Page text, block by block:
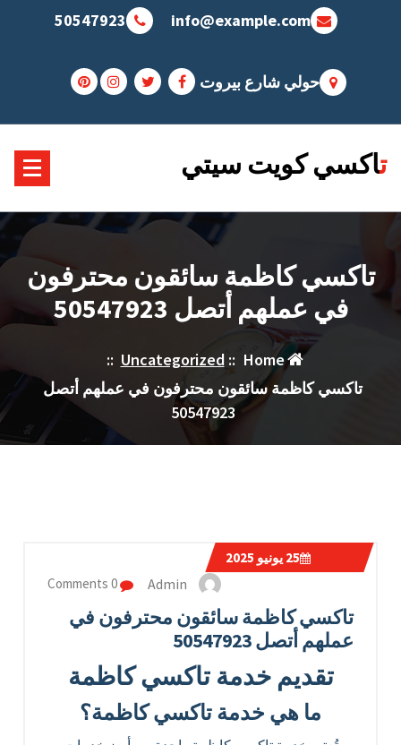
info@example.com
50547923
حولي شارع بيروت
تاكسي كويت سيتي
تاكسي كاظمة سائقون محترفون
في عملهم أتصل 50547923
Home
::
Uncategorized
::
تاكسي كاظمة سائقون محترفون في عملهم أتصل
50547923
25يونيو 2025
Admin
0 Comments
تاكسي كاظمة سائقون محترفون في
عملهم أتصل 50547923
تقديم خدمة تاكسي كاظمة
ما هي خدمة تاكسي كاظمة؟